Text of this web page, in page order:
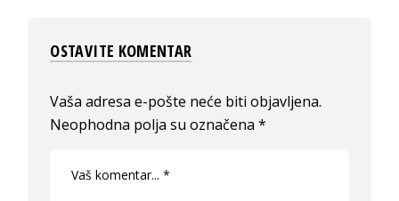
OSTAVITE KOMENTAR
Vaša adresa e-pošte neće biti objavljena.
Neophodna polja su označena*